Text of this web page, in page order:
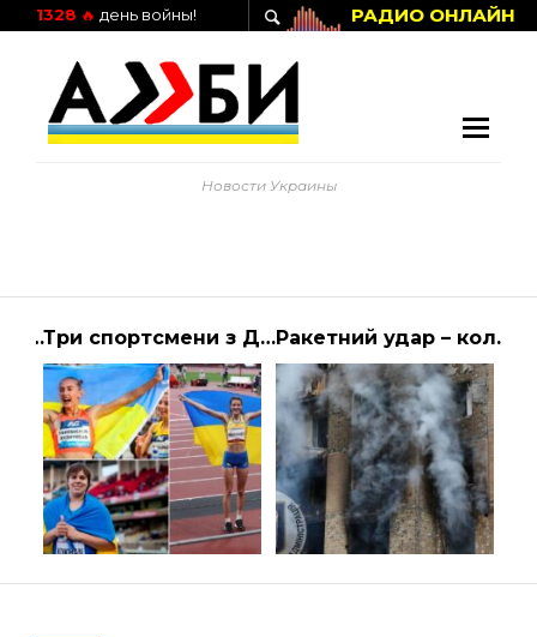
РАДИО ОНЛАЙН
1328 🔥 день войны!
Новости Украины
чому Батрін зробив це — пояснення екс-голови села. Три спортсмени з Дніпропетровщини змагатимуться на чемпіонаті світу з легкої атлетики | Ракетний удар – коли чекати нового удару по Україні. — Україна